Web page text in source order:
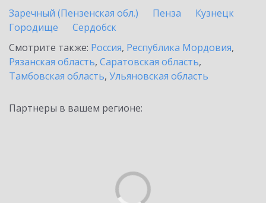
Заречный (Пензенская обл.)
Пенза
Кузнецк
Городище
Сердобск
Смотрите также: Россия, Республика Мордовия,
Рязанская область, Саратовская область,
Тамбовская область, Ульяновская область
Партнеры в вашем регионе: